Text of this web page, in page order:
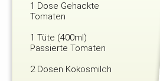
1 Dose Gehackte
Tomaten
1 Tüte (400ml)
Passierte Tomaten
2 Dosen Kokosmilch